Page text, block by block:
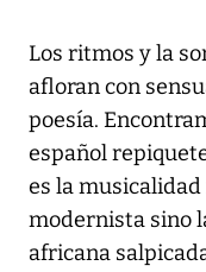
Los ritmos y la
afloran con
poesía.
español
es la
modernista sino
africana